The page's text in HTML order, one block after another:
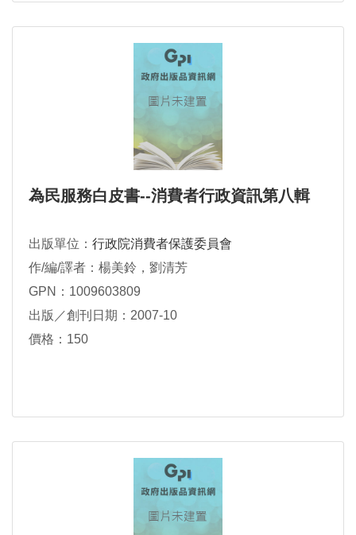
為民服務白皮書--消費者行政資訊第八輯
出版單位： 行政院消費者保護委員會
作/編/譯者：楊美鈴，劉清芳
GPN：1009603809
出版／創刊日期：2007-10
價格：150